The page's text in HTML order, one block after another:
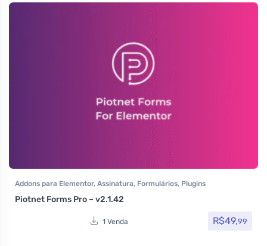
Addons para Elementor, Assinatura, Formulários, Plugins
Piotnet Forms Pro – v2.1.42
1 Venda R$49,99